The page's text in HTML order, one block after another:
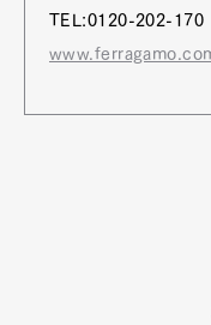
TEL:0120-202-170